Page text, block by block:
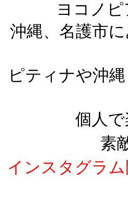
ヨコノ
沖縄、名護市
ピティナや沖
個人
素
インスタグラ